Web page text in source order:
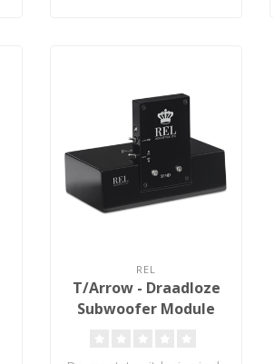
subwoofers m..
REL
T/Arrow - Draadloze
Subwoofer Module